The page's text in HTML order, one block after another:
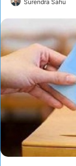
Surendra Sahu